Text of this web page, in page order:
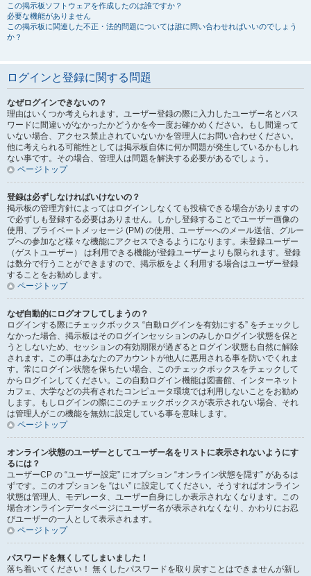
この掲示板ソフトウェアを作成したのは誰ですか？
必要な機能がありません
この掲示板に関連した不正・法的問題については誰に問い合わせればいいのでしょう
か？
ログインと登録に関する問題
なぜログインできないの？
理由はいくつか考えられます。ユーザー登録の際に入力したユーザー名とパス
ワードに間違いがなかったかどうかを今一度お確かめください。もし間違って
いない場合、アクセス禁止されていないかを管理人にお問い合わせください。
他に考えられる可能性としては掲示板自体に何か問題が発生しているかもしれ
ない事です。その場合、管理人は問題を解決する必要があるでしょう。
ページトップ
登録は必ずしなければいけないの？
掲示板の管理方針によってはログインしなくても投稿できる場合がありますの
で必ずしも登録する必要はありません。しかし登録することでユーザー画像の
使用、プライベートメッセージ (PM) の使用、ユーザーへのメール送信、グルー
プへの参加など様々な機能にアクセスできるようになります。未登録ユーザー
（ゲストユーザー） は利用できる機能が登録ユーザーよりも限られます。登録
は数分で行うことができますので、掲示板をよく利用する場合はユーザー登録
することをお勧めします。
ページトップ
なぜ自動的にログオフしてしまうの？
ログインする際にチェックボックス “自動ログインを有効にする” をチェックし
なかった場合、掲示板はそのログインセッションのみしかログイン状態を保と
うとしないため、セッションの有効期限が過ぎるとログイン状態も自然に解除
されます。この事はあなたのアカウントが他人に悪用される事を防いでくれま
す。常にログイン状態を保ちたい場合、このチェックボックスをチェックして
からログインしてください。この自動ログイン機能は図書館、インターネット
カフェ、大学などの共有されたコンピュータ環境では利用しないことをお勧め
します。もしログインの際にこのチェックボックスが表示されない場合、それ
は管理人がこの機能を無効に設定している事を意味します。
ページトップ
オンライン状態のユーザーとしてユーザー名をリストに表示されないようにす
るには？
ユーザーCP の “ユーザー設定” にオプション “オンライン状態を隠す” があるは
ずです。このオプションを “はい” に設定してください。そうすればオンライン
状態は管理人、モデレータ、ユーザー自身にしか表示されなくなります。この
場合オンラインデータページにユーザー名が表示されなくなり、かわりにお忍
びユーザーの一人として表示されます。
ページトップ
パスワードを無くしてしまいました！
落ち着いてください！ 無くしたパスワードを取り戻すことはできませんが新し